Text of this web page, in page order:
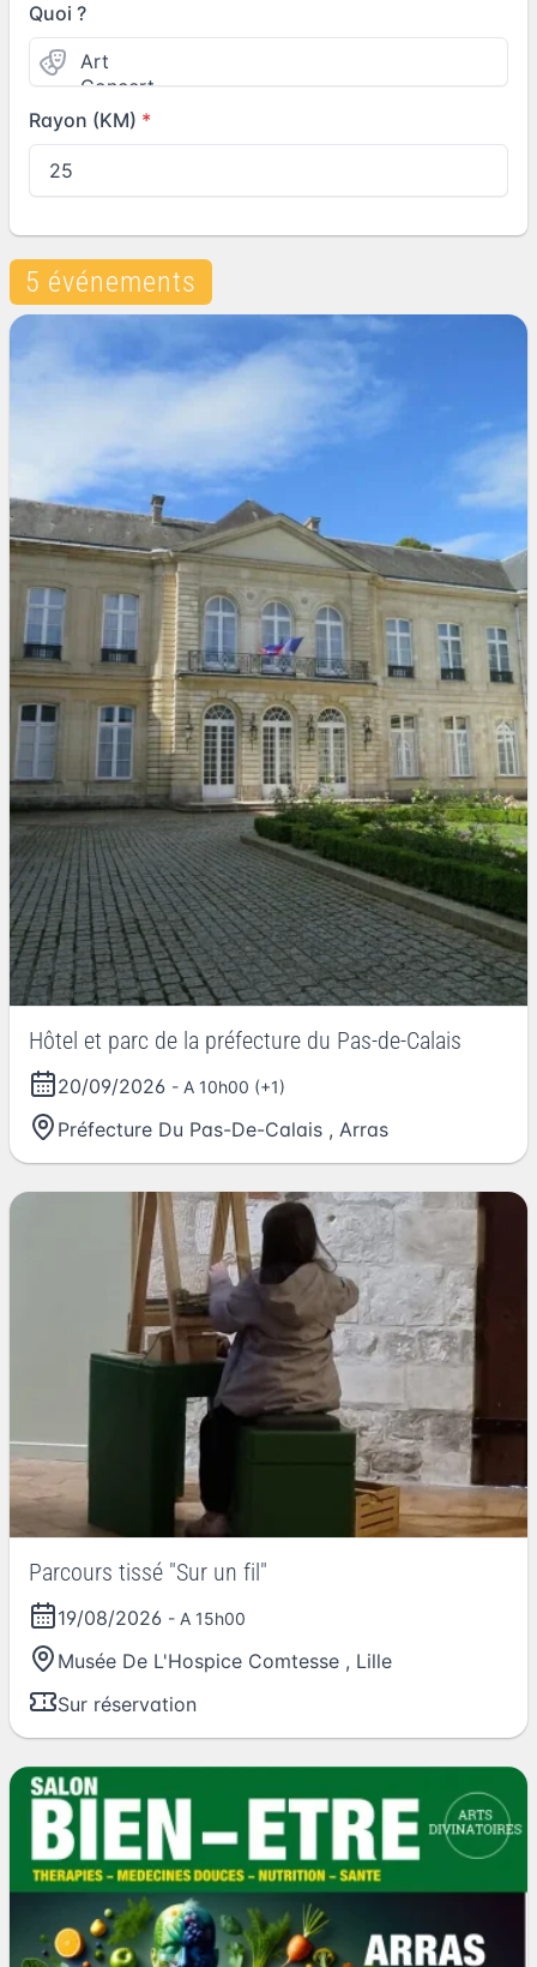
Quoi ?
Rayon (KM)
5 événements
Hôtel et parc de la préfecture du Pas-de-Calais
20/09/2026 - A 10h00 (+1)
Préfecture Du Pas-De-Calais , Arras
Parcours tissé "Sur un fil"
19/08/2026 - A 15h00
Musée De L'Hospice Comtesse , Lille
Sur réservation